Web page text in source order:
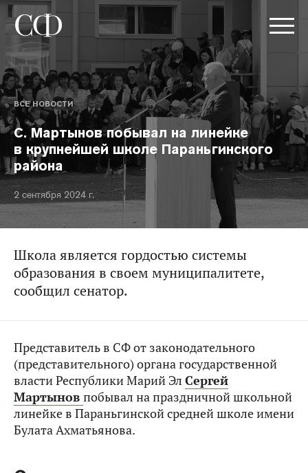
ВСЕ НОВОСТИ
С. Мартынов побывал на линейке
в крупнейшей школе Параньгинского
района
2 сентября 2024 г.
Школа является гордостью системы
образования в своем муниципалитете,
сообщил сенатор.
Представитель в СФ от законодательного
(представительного) органа государственной
власти Республики Марий Эл Сергей
Мартынов побывал на праздничной школьной
линейке в Параньгинской средней школе имени
Булата Ахматьянова.